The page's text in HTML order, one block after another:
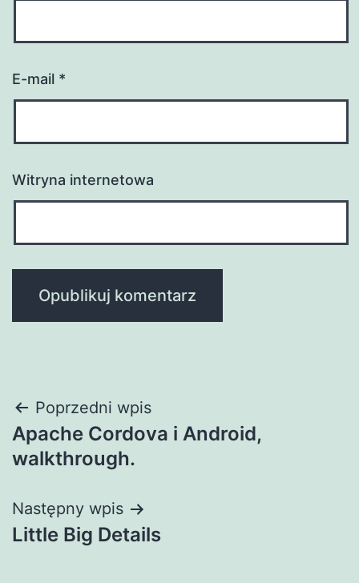
E-mail *
Witryna internetowa
Nawigacja
wpisu
Poprzedni wpis
Apache Cordova i Android,
walkthrough.
Następny wpis
Little Big Details